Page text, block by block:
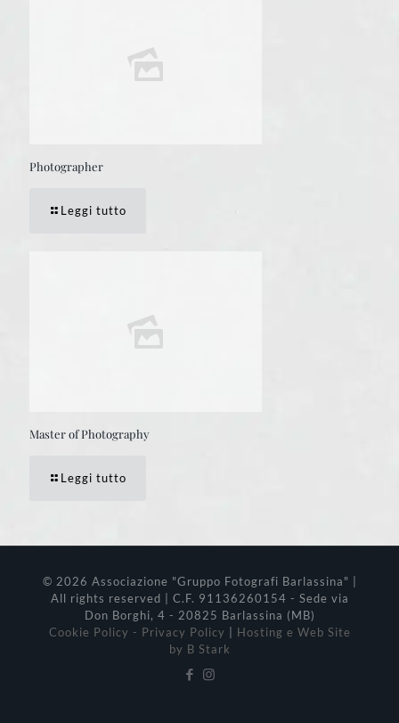
Photographer
Leggi tutto
Master of Photography
Leggi tutto
© 2026 Associazione "Gruppo Fotografi Barlassina" |
All rights reserved | C.F. 91136260154 - Sede via
Don Borghi, 4 - 20825 Barlassina (MB)
Cookie Policy - Privacy Policy
Hosting e Web Site
by B Stark